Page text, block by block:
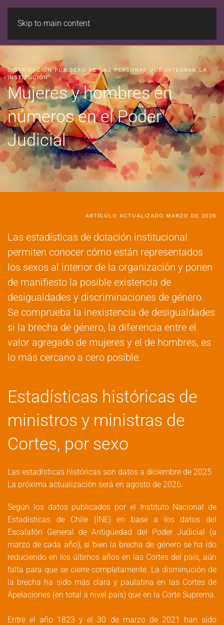
Skip to main content
DISTRIBUCIÓN POR SEXO DE LAS PERSONAS QUE INTEGRAN LA
INSTITUCIÓN
Mujeres y hombres en
números en el Poder
Judicial
ARTÍCULO ACTUALIZADO MARZO DE 2026
Las estadísticas de dotación institucional
permiten conocer cómo están representados
los sexos al interior de la organización y ponen
de manifiesto la posible existencia de
desigualdades y discriminaciones de género.
Se comprueba la inexistencia de desigualdades
si la brecha de género, la diferencia entre el
valor agregado de mujeres y el de hombres, es
lo más cercano a cero posible.
Estadísticas históricas de
ministros y ministras de
Cortes, por sexo
Las estadísticas históricas son datos a diciembre de 2025.
La próxima actualización será en agosto de 2026.
Según los datos publicados por el Instituto Nacional de
Estadísticas de Chile (INE) en base a los datos del
Escalafón General de Antigüedad del Poder Judicial (a
marzo de cada año), si bien la brecha de género se ha ido
reduciendo en los últimos años en las Cortes del país, aún
falta para que se cierre completamente. La disminución de
la brecha ha sido más clara y paulatina en las Cortes de
Apelaciones (en total a nivel país) que en la Corte Suprema.
Entre el año 1823 y el 30 de marzo de 2021 han sido